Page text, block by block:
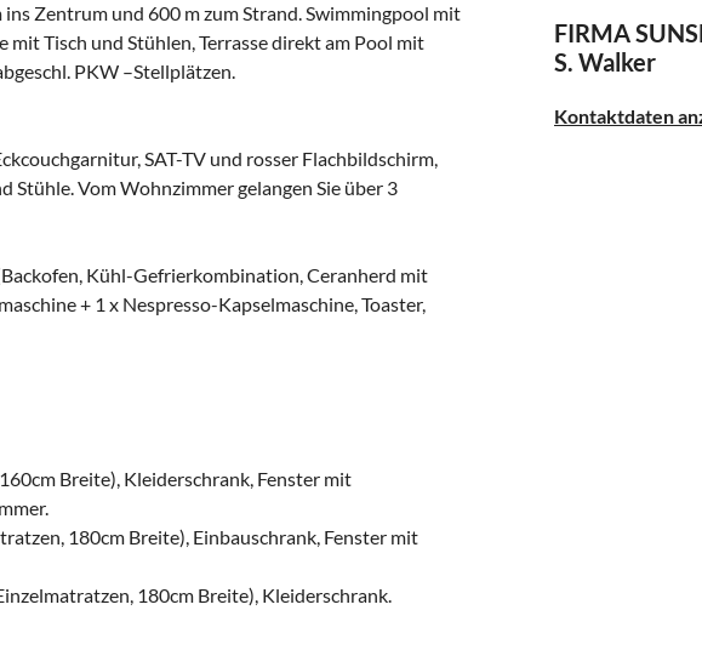
ins Zentrum und 600 m zum Strand. Swimmingpool mit
mit Tisch und Stühlen, Terrasse direkt am Pool mit
PKW –Stellplätzen.
SAT-TV und rosser Flachbildschirm,
Stühle. Vom Wohnzimmer gelangen Sie über 3
Kühl-Gefrierkombination, Ceranherd mit
+ 1 x Nespresso-Kapselmaschine, Toaster,
Breite), Kleiderschrank, Fenster mit
180cm Breite), Einbauschrank, Fenster mit
180cm Breite), Kleiderschrank.
FIRMA
S. Walker
Kontaktdaten